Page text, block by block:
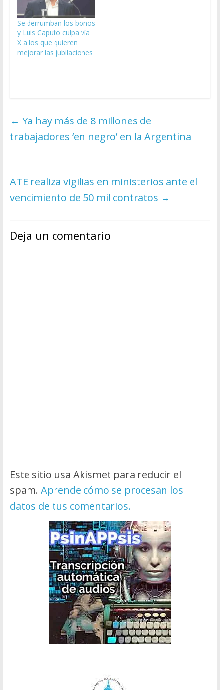
Se derrumban los bonos
y Luis Caputo culpa vía
X a los que quieren
mejorar las jubilaciones
← Ya hay más de 8 millones de
trabajadores ‘en negro’ en la Argentina
ATE realiza vigilias en ministerios ante el
vencimiento de 50 mil contratos →
Deja un comentario
Este sitio usa Akismet para reducir el
spam. Aprende cómo se procesan los
datos de tus comentarios.